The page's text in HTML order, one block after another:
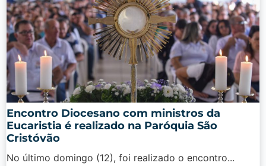
Encontro Diocesano com ministros da
Eucaristia é realizado na Paróquia São
Cristóvão
No último domingo (12), foi realizado o encontro...